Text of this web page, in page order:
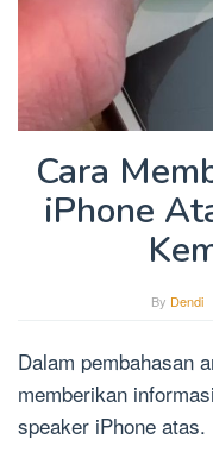
Cara
iPhone
By Dendi
Dalam pembahasan
memberikan
speaker iPhone atas.